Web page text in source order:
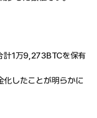
計1万9,273BTCを保有
化したことが明らかに